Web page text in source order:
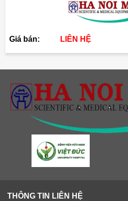
Giá bán: LIÊN HỆ
THÔNG TIN LIÊN HỆ